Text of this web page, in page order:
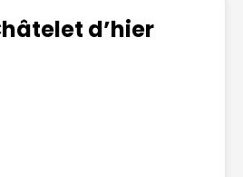
d’hier